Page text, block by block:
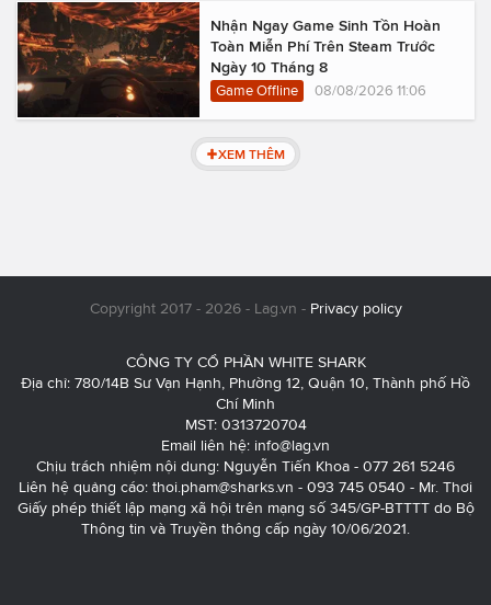
Nhận Ngay Game Sinh Tồn Hoàn
Toàn Miễn Phí Trên Steam Trước
Ngày 10 Tháng 8
Game Offline 08/08/2026 11:06
XEM THÊM
Copyright 2017 - 2026 - Lag.vn - Privacy policy
CÔNG TY CỔ PHẦN WHITE SHARK
Địa chỉ: 780/14B Sư Vạn Hạnh, Phường 12, Quận 10, Thành phố Hồ
Chí Minh
MST: 0313720704
Email liên hệ: info@lag.vn
Chịu trách nhiệm nội dung: Nguyễn Tiến Khoa - 077 261 5246
Liên hệ quảng cáo: thoi.pham@sharks.vn - 093 745 0540 - Mr. Thơi
Giấy phép thiết lập mạng xã hội trên mạng số 345/GP-BTTTT do Bộ
Thông tin và Truyền thông cấp ngày 10/06/2021.